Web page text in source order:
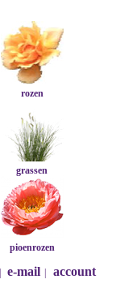
rozen
grassen
pioenrozen
e-mail account